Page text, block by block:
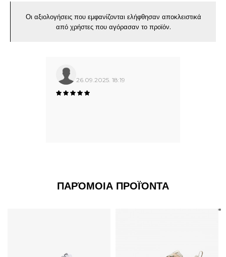
Οι αξιολογήσεις που εμφανίζονται ελήφθησαν αποκλειστικά
από χρήστες που αγόρασαν το προϊόν.
26.09.2025. 18:19
ΠΑΡΌΜΟΙΑ ΠΡΟΪΌΝΤΑ